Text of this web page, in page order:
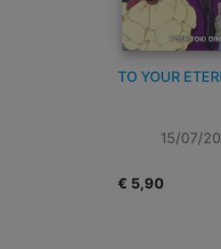
TO YOUR
15/07/
€ 5,90